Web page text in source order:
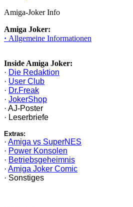
Amiga-Joker Info
Amiga Joker:
· Allgemeine Informationen
Inside Amiga Joker:
· Die Redaktion
· User Club
· Dr.Freak
· JokerShop
· AJ-Poster
· Leserbriefe
Extras:
· Amiga vs SuperNES
· Power Konsolen
· Betriebsgeheimnis
· Amiga Joker Comic
· Sonstiges